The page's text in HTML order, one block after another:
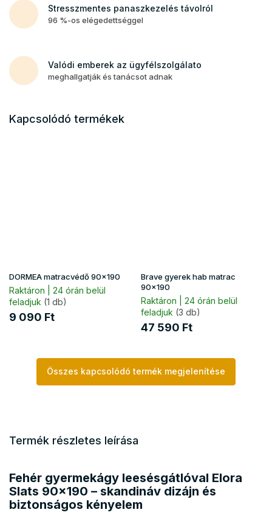
Stresszmentes panaszkezelés távolról
96 %-os elégedettséggel
Valódi emberek az ügyfélszolgálato
meghallgatják és tanácsot adnak
Kapcsolódó termékek
DORMEA matracvédő 90x190
Raktáron | 24 órán belül
feladjuk (1 db)
9 090 Ft
Brave gyerek hab matrac
90x190
Raktáron | 24 órán belül
feladjuk (3 db)
47 590 Ft
Összes kapcsolódó termék megjelenítése
Termék részletes leírása
Fehér gyermekágy leesésgátlóval Elora
Slats 90x190 – skandináv dizájn és
biztonságos kényelem